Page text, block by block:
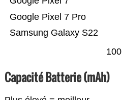
Samsung Galaxy S22
Google Pixel 7 Pro
100
Capacité Batterie (mAh)